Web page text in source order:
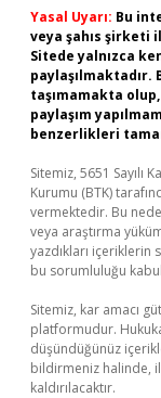
Yasal Uyarı: Bu
veya şahıs şirketi
Sitede yalnızca
taşımamakta
paylaşım
benzerlikleri
Sitemiz, 5651 Sayılı
Kurumu (BTK)
vermektedir. Bu
veya araştırma
yazdıkları
bu sorumluluğu
Sitemiz, kar amacı
platformudur.
düşündüğünüz
bildirmeniz halinde,
kaldırılacaktır.